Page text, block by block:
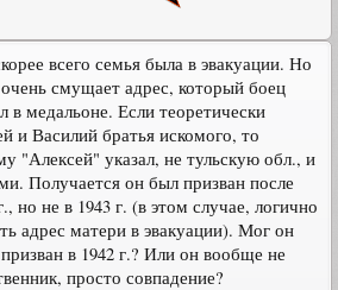
всего семья была в эвакуации. Но
смущает адрес, который боец
в медальоне. Если теоретически
и Василий братья искомого, то
"Алексей" указал, не тульскую обл., и
Получается он был призван после
но не в 1943 г. (в этом случае, логично
адрес матери в эвакуации). Мог он
в 1942 г.? Или он вообще не
просто совпадение?